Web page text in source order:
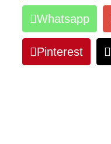
Whatsapp
Pinterest